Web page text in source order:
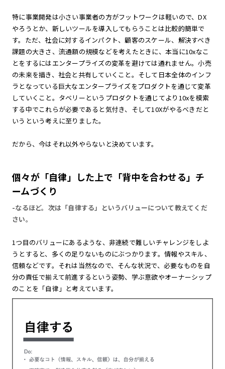
特に事業開発は小さい事業者の方がフットワークは軽いので、DX
やろうとか、新しいツールを導入してもらうことは比較的簡単で
す。ただ、社会に対するインパクト、顧客のスケール、解決すべき
課題の大きさ、流通額の規模などを考えたときに、本当に10xなこ
とをするにはエンタープライズの変革を避けては通れません。小売
の未来を描き、社会と共有していくこと。そして日本全体のインフ
ラとなっている巨大なエンタープライズをプロダクトを通じて変革
していくこと。タベリーというプロダクトを通じてより10xを模索
する中でこれらが必要であると気付き、そして10Xがやるべきだと
いうという考えに至りました。
だから、今はそれ以外やらないと決めています。
個々が「自律」した上で「背中を合わせる」チ
ームづくり
-なるほど。次は「自律する」というバリューについて教えてくだ
さい。
1つ目のバリューにあるような、非連続で難しいチャレンジをしよ
うとすると、多くの足りないものにぶつかります。情報やスキル、
信頼などです。それは当然なので、そんな状況で、必要なものを自
分の責任で揃えて前進するという姿勢、学ぶ意欲やオーナーシップ
のことを「自律」と考えています。